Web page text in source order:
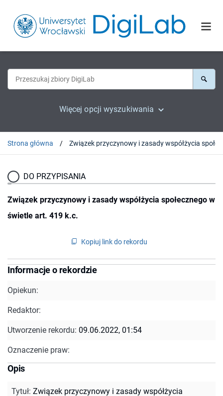
Więcej opcji wyszukiwania
Strona główna
DO PRZYPISANIA
Związek przyczynowy i zasady współżycia społecznego w
świetle art. 419 k.c.
Kopiuj link do rekordu
Informacje o rekordzie
Opiekun:
Redaktor:
Utworzenie rekordu: 09.06.2022, 01:54
Oznaczenie praw:
Opis
Tytuł: Związek przyczynowy i zasady współżycia